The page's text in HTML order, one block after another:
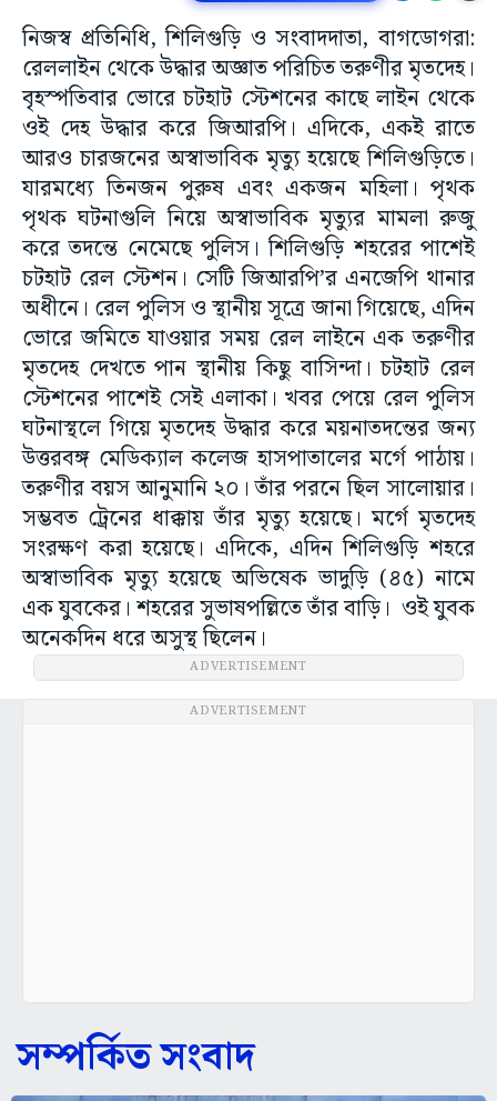
নিজস্ব প্রতিনিধি, শিলিগুড়ি ও সংবাদদাতা, বাগডোগরা:
রেললাইন থেকে উদ্ধার অজ্ঞাত পরিচিত তরুণীর মৃতদেহ।
বৃহস্পতিবার ভোরে চটহাট স্টেশনের কাছে লাইন থেকে
ওই দেহ উদ্ধার করে জিআরপি। এদিকে, একই রাতে
আরও চারজনের অস্বাভাবিক মৃত্যু হয়েছে শিলিগুড়িতে।
যারমধ্যে তিনজন পুরুষ এবং একজন মহিলা। পৃথক
পৃথক ঘটনাগুলি নিয়ে অস্বাভাবিক মৃত্যুর মামলা রুজু
করে তদন্তে নেমেছে পুলিস। শিলিগুড়ি শহরের পাশেই
চটহাট রেল স্টেশন। সেটি জিআরপি’র এনজেপি থানার
অধীনে। রেল পুলিস ও স্থানীয় সূত্রে জানা গিয়েছে, এদিন
ভোরে জমিতে যাওয়ার সময় রেল লাইনে এক তরুণীর
মৃতদেহ দেখতে পান স্থানীয় কিছু বাসিন্দা। চটহাট রেল
স্টেশনের পাশেই সেই এলাকা। খবর পেয়ে রেল পুলিস
ঘটনাস্থলে গিয়ে মৃতদেহ উদ্ধার করে ময়নাতদন্তের জন্য
উত্তরবঙ্গ মেডিক্যাল কলেজ হাসপাতালের মর্গে পাঠায়।
তরুণীর বয়স আনুমানি ২০। তাঁর পরনে ছিল সালোয়ার।
সম্ভবত ট্রেনের ধাক্কায় তাঁর মৃত্যু হয়েছে। মর্গে মৃতদেহ
সংরক্ষণ করা হয়েছে। এদিকে, এদিন শিলিগুড়ি শহরে
অস্বাভাবিক মৃত্যু হয়েছে অভিষেক ভাদুড়ি (৪৫) নামে
এক যুবকের। শহরের সুভাষপল্লিতে তাঁর বাড়ি। ওই যুবক
অনেকদিন ধরে অসুস্থ ছিলেন।
ADVERTISEMENT
ADVERTISEMENT
সম্পর্কিত সংবাদ